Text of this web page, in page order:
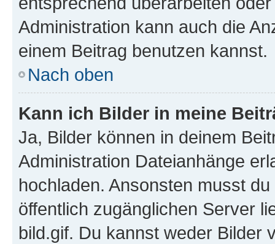
Administration kann auch die
einem Beitrag benutzen kannst.
Nach oben
Kann ich Bilder in meine
Ja, Bilder können in deinem
Administration Dateianhänge
hochladen. Ansonsten musst
öffentlich zugänglichen Server
bild.gif. Du kannst weder Bilder